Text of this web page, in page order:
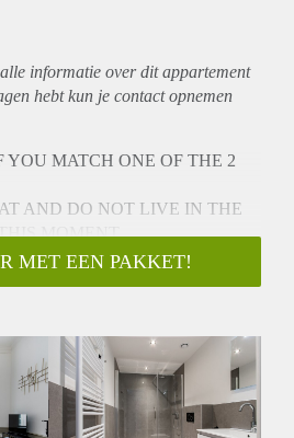
informatie over ditappartement
hebt kun je contact opnemen
MATCH ONE OF THE 2
AND DO NOT LIVE IN THE
MOMENT
URGENT REASON FOR
AND NEED TO STAY CLOSE
apartment located at Clarastraat in
with a view on the church.
apartment is perfect for expats
MET EEN PAKKET!